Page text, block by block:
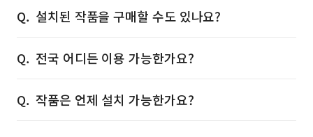
설치된 작품을 구매할 수도 있나요?
전국 어디든 이용 가능한가요?
작품은 언제 설치 가능한가요?